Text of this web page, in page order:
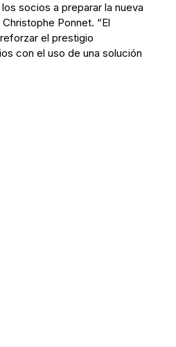
socios a preparar la nueva
Ponnet. “El
el prestigio
con el uso de una solución